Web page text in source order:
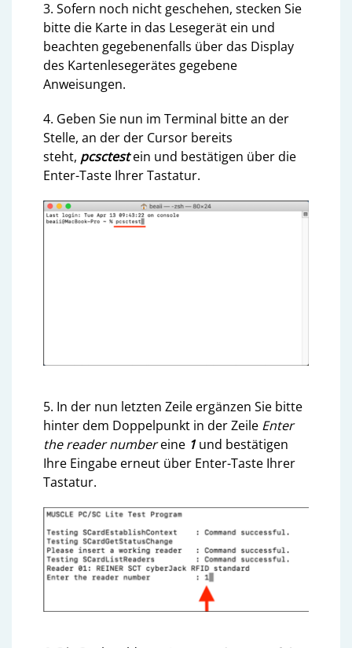
3. Sofern noch nicht geschehen, stecken Sie
bitte die Karte in das Lesegerät ein und
beachten gegebenenfalls über das Display
des Kartenlesegerätes gegebene
Anweisungen.
4. Geben Sie nun im Terminal bitte an der
Stelle, an der der Cursor bereits
steht, pcsctestein und bestätigen über die
Enter-Taste Ihrer Tastatur.
5. In der nun letzten Zeile ergänzen Sie bitte
hinter dem Doppelpunkt in der Zeile Enter
the reader numbereine 1 und bestätigen
Ihre Eingabe erneut über Enter-Taste Ihrer
Tastatur.